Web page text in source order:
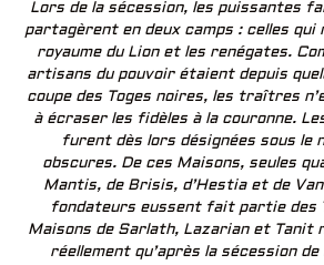
Lors de la sécession, les puissantes
partagèrent en deux camps : celles
royaume du Lion et les renégates.
artisans du pouvoir étaient depuis
coupe des Toges noires, les traîtres
à écraser les fidèles à la couronne.
furent dès lors désignées sous le
obscures. De ces Maisons, seules
Mantis, de Brisis, d’Hestia et de
fondateurs eussent fait partie des
Maisons de Sarlath, Lazarian et Tanit
réellement qu’après la sécession